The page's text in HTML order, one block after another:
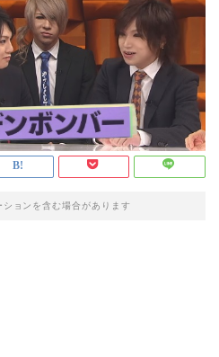
ョンを含む場合があります